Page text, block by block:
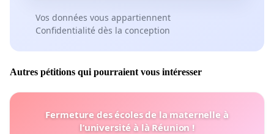
Vos données vous appartiennent
Confidentialité dès la conception
Autres pétitions qui pourraient vous intéresser
Fermeture des écoles de la maternelle à
l’université à là Réunion !